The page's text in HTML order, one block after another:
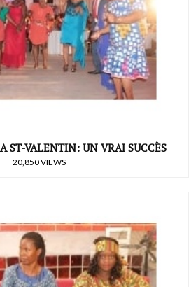
ST-VALENTIN: UN VRAI SUCCÈS
20,850 VIEWS